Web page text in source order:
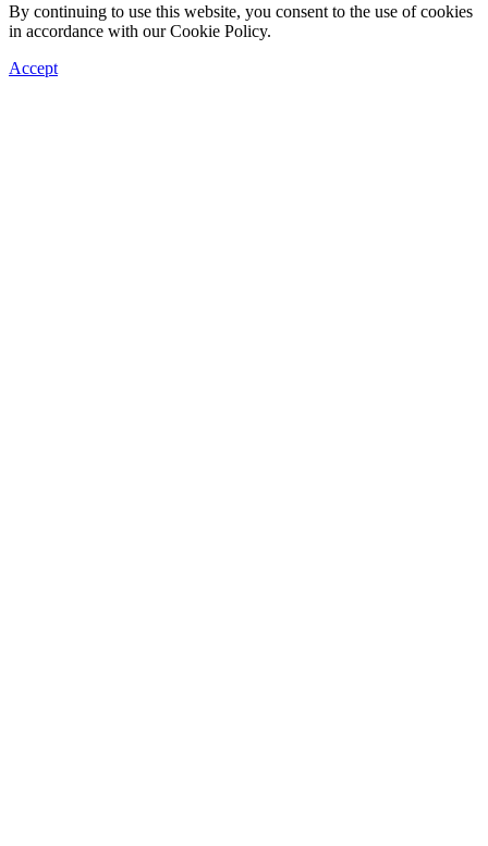
By continuing to use this website, you consent to the use of cookies
in accordance with our Cookie Policy.
Accept